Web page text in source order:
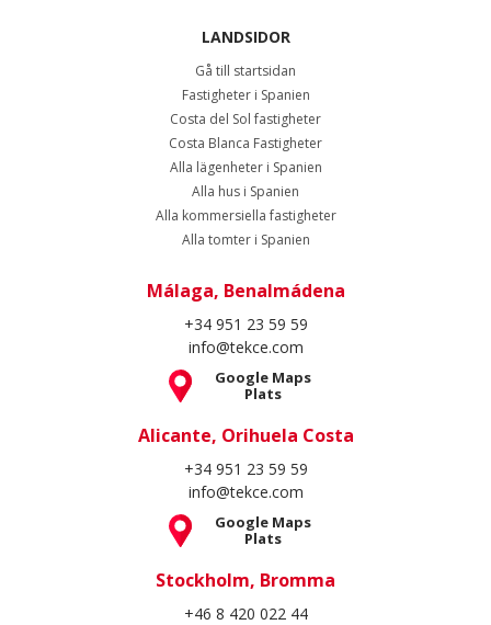
LANDSIDOR
Gå till startsidan
Fastigheter i Spanien
Costa del Sol fastigheter
Costa Blanca Fastigheter
Alla lägenheter i Spanien
Alla hus i Spanien
Alla kommersiella fastigheter
Alla tomter i Spanien
Málaga, Benalmádena
+34 951 23 59 59
info@tekce.com
Google Maps
Plats
Alicante, Orihuela Costa
+34 951 23 59 59
info@tekce.com
Google Maps
Plats
Stockholm, Bromma
+46 8 420 022 44